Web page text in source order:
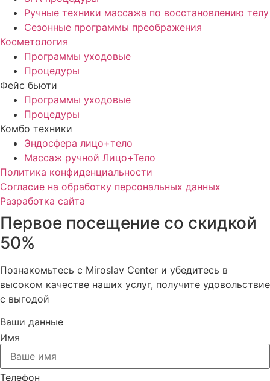
Ручные техники массажа по восстановлению телу
Сезонные программы преображения
Косметология
Программы уходовые
Процедуры
Фейс бьюти
Программы уходовые
Процедуры
Комбо техники
Эндосфера лицо+тело
Массаж ручной Лицо+Тело
Политика конфиденциальности
Cогласие на обработку персональных данных
Разработка сайта
Первое посещение со скидкой
50%
Познакомьтесь с Miroslav Сenter и убедитесь в
высоком качестве наших услуг, получите удовольствие
с выгодой
Ваши данные
Имя
Телефон